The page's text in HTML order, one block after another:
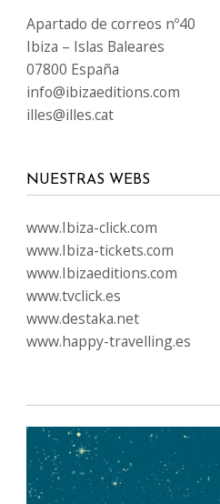
Apartado de correos nº40
Ibiza – Islas Baleares
07800 España
info@ibizaeditions.com
illes@illes.cat
NUESTRAS WEBS
www.Ibiza-click.com
www.Ibiza-tickets.com
www.Ibizaeditions.com
www.tvclick.es
www.destaka.net
www.happy-travelling.es